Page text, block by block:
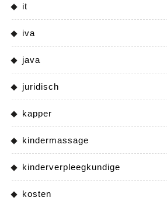
it
iva
java
juridisch
kapper
kindermassage
kinderverpleegkundige
kosten